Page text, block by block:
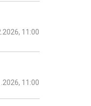
11:00
11:00